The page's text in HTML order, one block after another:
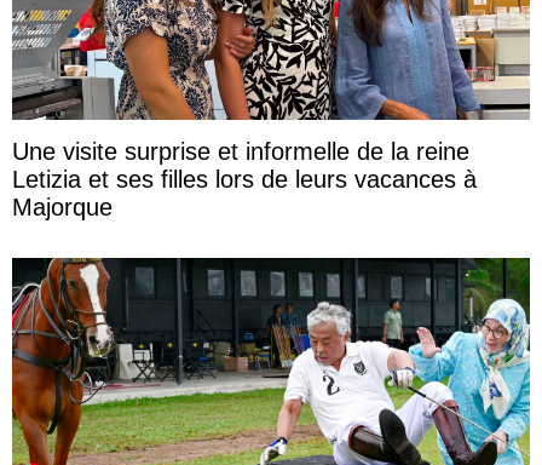
Une visite surprise et informelle de la reine
Letizia et ses filles lors de leurs vacances à
Majorque